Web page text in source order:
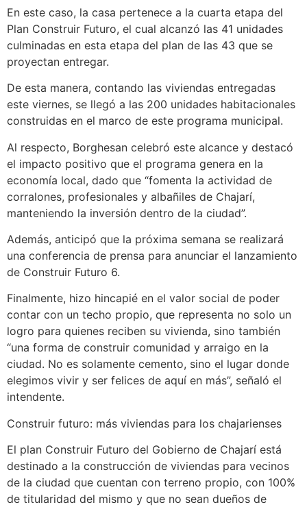
En este caso, la casa pertenece a la cuarta etapa del
Plan Construir Futuro, el cual alcanzó las 41 unidades
culminadas en esta etapa del plan de las 43 que se
proyectan entregar.
De esta manera, contando las viviendas entregadas
este viernes, se llegó a las 200 unidades habitacionales
construidas en el marco de este programa municipal.
Al respecto, Borghesan celebró este alcance y destacó
el impacto positivo que el programa genera en la
economía local, dado que “fomenta la actividad de
corralones, profesionales y albañiles de Chajarí,
manteniendo la inversión dentro de la ciudad”.
Además, anticipó que la próxima semana se realizará
una conferencia de prensa para anunciar el lanzamiento
de Construir Futuro 6.
Finalmente, hizo hincapié en el valor social de poder
contar con un techo propio, que representa no solo un
logro para quienes reciben su vivienda, sino también
“una forma de construir comunidad y arraigo en la
ciudad. No es solamente cemento, sino el lugar donde
elegimos vivir y ser felices de aquí en más”, señaló el
intendente.
Construir futuro: más viviendas para los chajarienses
El plan Construir Futuro del Gobierno de Chajarí está
destinado a la construcción de viviendas para vecinos
de la ciudad que cuentan con terreno propio, con 100%
de titularidad del mismo y que no sean dueños de